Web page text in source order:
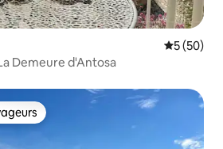
Note
5 (50)
Demeure d'Antosa
parmi les plus aimés